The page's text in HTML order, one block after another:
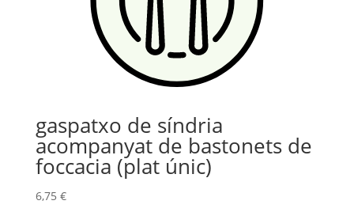
gaspatxo de síndria
acompanyat de bastonets de
foccacia (plat únic)
6,75 €